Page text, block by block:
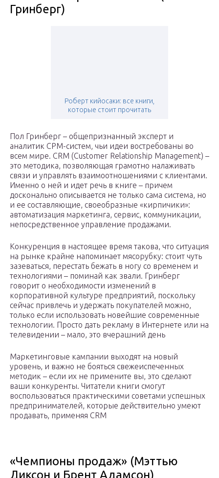
Гринберг)
Роберт кийосаки: все книги,
которые стоит прочитать
Пол Гринберг – общепризнанный эксперт и
аналитик СРМ-систем, чьи идеи востребованы во
всем мире. CRM (Customer Relationship Management) –
это методика, позволяющая грамотно налаживать
связи и управлять взаимоотношениями с клиентами.
Именно о ней и идет речь в книге – причем
досконально описывается не только сама система, но
и ее составляющие, своеобразные «кирпичики»:
автоматизация маркетинга, сервис, коммуникации,
непосредственное управление продажами.
Конкуренция в настоящее время такова, что ситуация
на рынке крайне напоминает мясорубку: стоит чуть
зазеваться, перестать бежать в ногу со временем и
технологиями – поминай как звали. Гринберг
говорит о необходимости изменений в
корпоративной культуре предприятий, поскольку
сейчас привлечь и удержать покупателей можно,
только если использовать новейшие современные
технологии. Просто дать рекламу в Интернете или на
телевидении – мало, это вчерашний день
Маркетинговые кампании выходят на новый
уровень, и важно не бояться свежеиспеченных
методик – если их не примените вы, это сделают
ваши конкуренты. Читатели книги смогут
воспользоваться практическими советами успешных
предпринимателей, которые действительно умеют
продавать, применяя CRM
«Чемпионы продаж» (Мэттью
Диксон и Брент Адамсон)